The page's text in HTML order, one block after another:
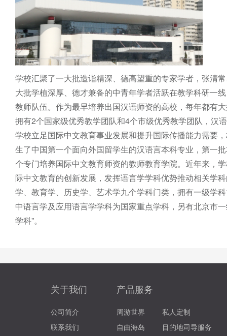
学校汇聚了一大批造诣精深、德高望重的专家学者，张清
大批学植深厚、德才兼备的中青年学者活跃在教学科研一
教师队伍。作为最早培养出国汉语师资的高校，每年都有
拥有2个国家级优秀教学团队和4个市级优秀教学团队，汉
学校立足国际中文教育事业发展和提升国际传播能力需要
生了中国第一个面向外国留学生的汉语言本科专业，第一
个专门培养国际中文教育师资的教师教育学院。近年来，
际中文教育的创新发展，发挥语言学学科优势推动相关学
学、教育学、历史学、艺术学九个学科门类，拥有一级学
中语言学及应用语言学学科为国家重点学科，另有北京市
学科”。
关于我们
公司简介
联系我们
产品服务
周游世界
私人定制
自由海岛
目的地司导服务